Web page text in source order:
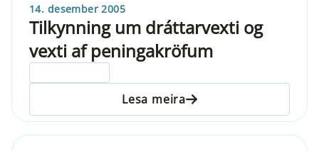
14. desember 2005
Tilkynning um dráttarvexti og
vexti af peningakröfum
Lesa meira